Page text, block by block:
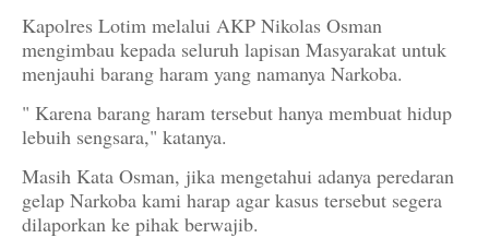
Kapolres Lotim melalui AKP Nikolas Osman
mengimbau kepada seluruh lapisan Masyarakat untuk
menjauhi barang haram yang namanya Narkoba.
" Karena barang haram tersebut hanya membuat hidup
lebuih sengsara," katanya.
Masih Kata Osman, jika mengetahui adanya peredaran
gelap Narkoba kami harap agar kasus tersebut segera
dilaporkan ke pihak berwajib.